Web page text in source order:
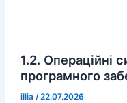
1.2. Операційні
програмного
illia /22.07.2026